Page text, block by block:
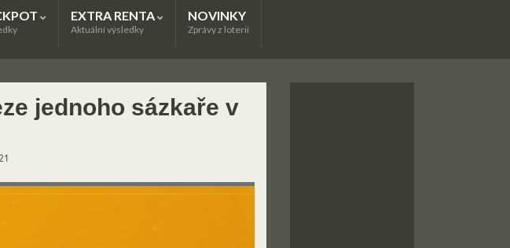
EXTRA RENTA
Aktuální výsledky
NOVINKY
Zprávy z loterií
jednoho sázkaře v